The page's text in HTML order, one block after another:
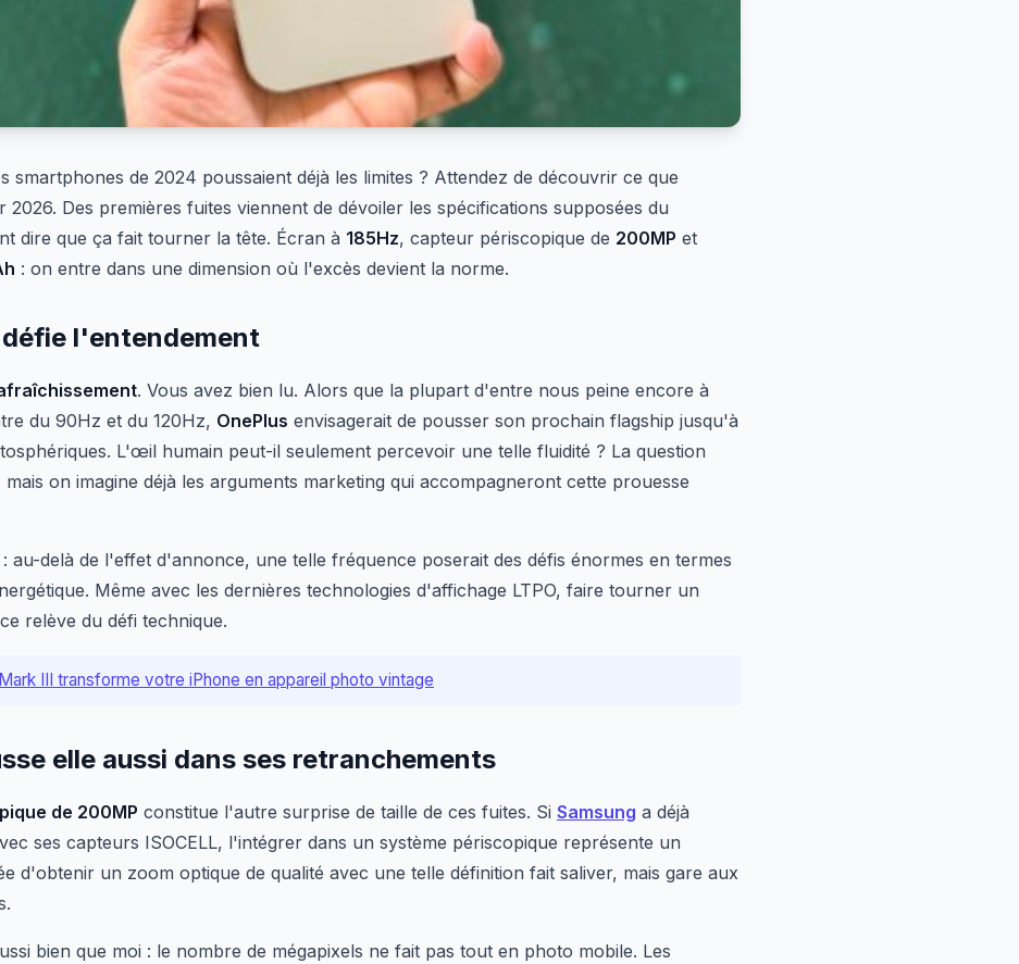
smartphones de 2024 poussaient déjà les limites ? Attendez de découvrir ce que
2026. Des premières fuites viennent de dévoiler les spécifications supposées du
dire que ça fait tourner la tête. Écran à 185Hz, capteur périscopique de 200MP et
: on entre dans une dimension où l'excès devient la norme.
l'entendement
. Vous avez bien lu. Alors que la plupart d'entre nous peine encore à
du 90Hz et du 120Hz, OnePlus envisagerait de pousser son prochain flagship jusqu'à
L'œil humain peut-il seulement percevoir une telle fluidité ? La question
on imagine déjà les arguments marketing qui accompagneront cette prouesse
au-delà de l'effet d'annonce, une telle fréquence poserait des défis énormes en termes
Même avec les dernières technologies d'affichage LTPO, faire tourner un
relève du défi technique.
III transforme votre iPhone en appareil photo vintage
elle aussi dans ses retranchements
de 200MP constitue l'autre surprise de taille de ces fuites. Si Samsung a déjà
ses capteurs ISOCELL, l'intégrer dans un système périscopique représente un
d'obtenir un zoom optique de qualité avec une telle définition fait saliver, mais gare aux
bien que moi : le nombre de mégapixels ne fait pas tout en photo mobile. Les